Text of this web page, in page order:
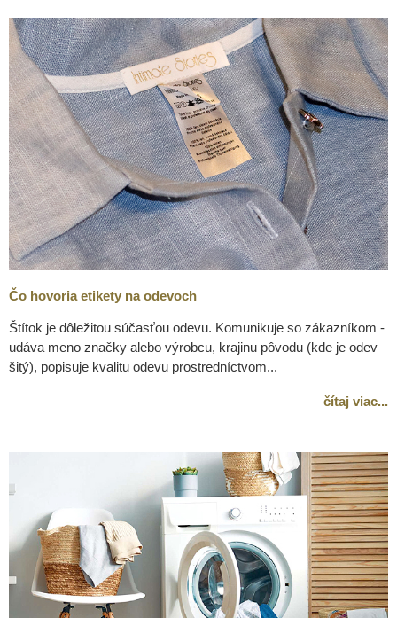
Čo hovoria etikety na odevoch
Štítok je dôležitou súčasťou odevu. Komunikuje so zákazníkom -
udáva meno značky alebo výrobcu, krajinu pôvodu (kde je odev
šitý), popisuje kvalitu odevu prostredníctvom...
čítaj viac...